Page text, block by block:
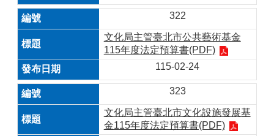
322
文化局主管臺北市公共藝術基金
115年度法定預算書(PDF)
115-02-24
323
文化局主管臺北市文化設施發展基
金115年度法定預算書(PDF)